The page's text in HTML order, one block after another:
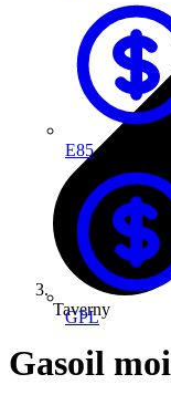
E85
GPL
Taverny
Gasoil